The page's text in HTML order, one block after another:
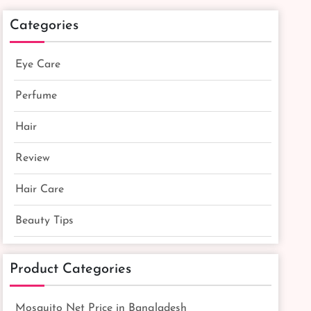
Categories
Eye Care
Perfume
Hair
Review
Hair Care
Beauty Tips
Product Categories
Mosquito Net Price in Bangladesh